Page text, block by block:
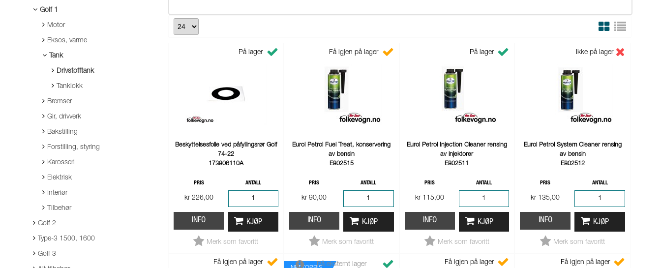
Golf 1
Motor
Eksos, varme
Tank
Drivstofftank
Tanklokk
Bremser
Gir, drivverk
Bakstilling
Forstilling, styring
Karosseri
Elektrisk
Interiør
Tilbehør
Golf 2
Type-3 1500, 1600
Golf 3
På lager
Beskyttelsesfolie ved påfyllingsrør Golf
74-22
173806110A
PRIS
kr 226,00
ANTALL
INFO KJØP
Merk som favoritt
Få igjen på lager
Eurol Petrol Fuel Treat, konservering
av bensin
E802515
PRIS
kr 90,00
ANTALL
INFO KJØP
Merk som favoritt
På lager
Eurol Petrol Injection Cleaner rensing
av injektorer
E802511
PRIS
kr 115,00
ANTALL
INFO KJØP
Merk som favoritt
Ikke på lager
Eurol Petrol System Cleaner rensing
av bensin
E802512
PRIS
kr 135,00
ANTALL
INFO KJØP
Merk som favoritt
Få igjen på lager På eksternt lager Få igjen på lager Få igjen på lager